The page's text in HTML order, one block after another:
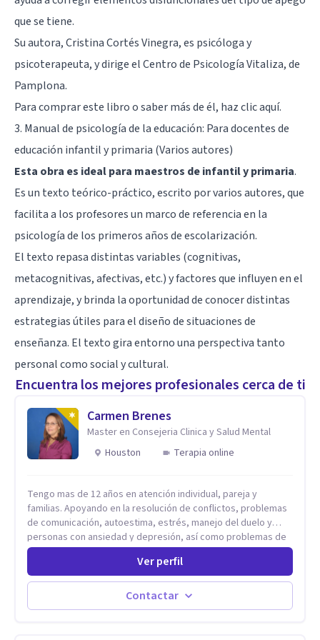
que se tiene.
Su autora, Cristina Cortés Vinegra, es psicóloga y
psicoterapeuta, y dirige elCentro de Psicología Vitaliza, de
Pamplona.
Para comprar este libro o saber más de él, haz clic aquí.
3. Manual de psicología de la educación: Para docentes de
educación infantil y primaria (Varios autores)
Esta obra es ideal para maestros de infantil y primaria.
Es un texto teórico-práctico, escrito por varios autores, que
facilita a los profesores un marco de referencia en la
psicología de los primeros años de escolarización.
El texto repasa distintas variables (cognitivas,
metacognitivas, afectivas, etc.) y factores que influyen en el
aprendizaje, y brinda la oportunidad de conocer distintas
estrategias útiles para el diseño de situaciones de
enseñanza. El texto gira entorno una perspectiva tanto
personal como social y cultural.
Encuentra los mejores profesionales cerca de ti
Carmen Brenes
Master en Consejeria Clinica y Salud Mental
Houston
Terapia online
Tengo mas de 12 años en atención individual, pareja y
familias. Apoyando en la resolución de conflictos, problemas
de comunicación, autoestima, estrés, manejo del duelo y
personas con ansiedad y depresión, así como problemas de
conducta y comportamiento. Desarrollo de personas
Estableciendo metas a corto y largo plazo, es vital para la
vida de cada uno tener su propia vision.
Ver perfil
Contactar